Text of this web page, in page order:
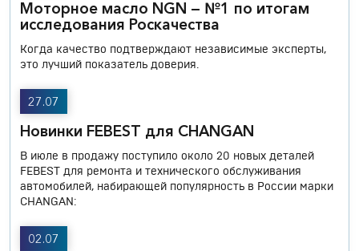
Моторное масло NGN — №1 по итогам
исследования Роскачества
Когда качество подтверждают независимые эксперты,
это лучший показатель доверия.
27.07
Новинки FEBEST для CHANGAN
В июле в продажу поступило около 20 новых деталей
FEBEST для ремонта и технического обслуживания
автомобилей, набирающей популярность в России марки
CHANGAN:
02.07